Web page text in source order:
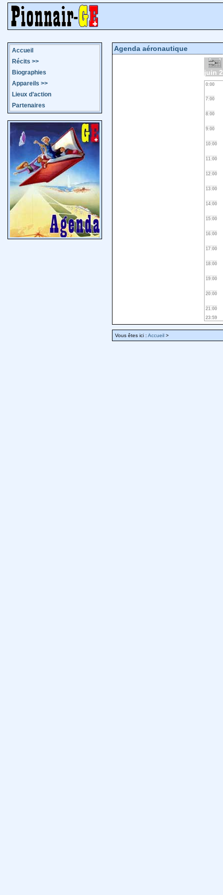
Accueil
Récits >>
Biographies
Appareils >>
Lieux d’action
Partenaires
Agenda aéronautique
juin
0:00
7:00
8:00
9:00
10:00
11:00
12:00
13:00
14:00
15:00
16:00
17:00
18:00
19:00
20:00
21:00
23:59
Vous êtes ici : Accueil >